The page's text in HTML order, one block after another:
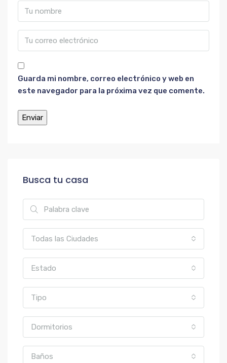
Guarda mi nombre, correo electrónico y web en
este navegador para la próxima vez que comente.
Busca tu casa
Todas las Ciudades
Estado
Tipo
Dormitorios
Baños